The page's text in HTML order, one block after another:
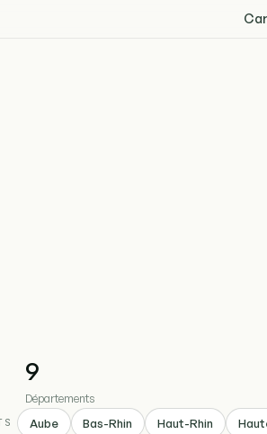
9
Départements
Aube Bas-Rhin Haut-Rhin